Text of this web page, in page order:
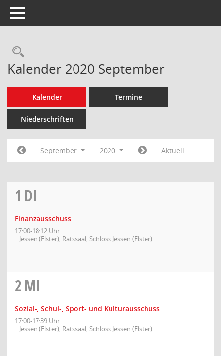
Toggle navigation
Rechercheauswahl
Kalender 2020 September
Kalender Termine
Niederschriften
September 2020 Aktuell
1 DI
Finanzausschuss
17:00-18:12 Uhr
Jessen (Elster), Ratssaal, Schloss Jessen (Elster)
2MI
Sozial-, Schul-, Sport- und Kulturausschuss
17:00-17:39 Uhr
Jessen (Elster), Ratssaal, Schloss Jessen (Elster)